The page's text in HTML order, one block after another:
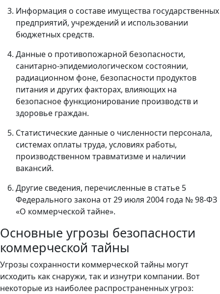
Информация о составе имущества государственных
предприятий, учреждений и использовании
бюджетных средств.
Данные о противопожарной безопасности,
санитарно-эпидемиологическом состоянии,
радиационном фоне, безопасности продуктов
питания и других факторах, влияющих на
безопасное функционирование производств и
здоровье граждан.
Статистические данные о численности персонала,
системах оплаты труда, условиях работы,
производственном травматизме и наличии
вакансий.
Другие сведения, перечисленные в статье 5
Федерального закона от 29 июля 2004 года № 98-ФЗ
«О коммерческой тайне».
Основные угрозы безопасности
коммерческой тайны
Угрозы сохранности коммерческой тайны могут
исходить как снаружи, так и изнутри компании. Вот
некоторые из наиболее распространенных угроз: